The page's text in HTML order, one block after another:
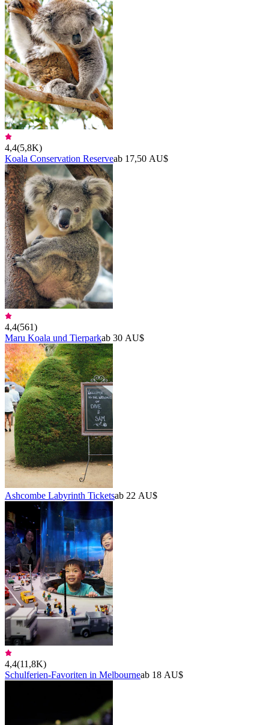
4,4(5,8K)
Koala Conservation Reserveab 17,50 AU$
4,4(561)
Maru Koala und Tierparkab 30 AU$
Ashcombe Labyrinth Ticketsab 22 AU$
4,4(11,8K)
Schulferien-Favoriten in Melbourneab 18 AU$